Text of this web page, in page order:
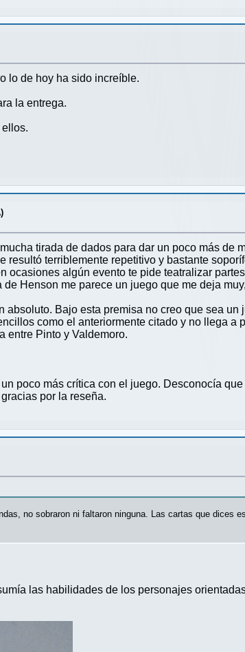
lo de hoy ha sido increíble.
la entrega.
tirada de dados para dar un poco más de
terriblemente repetitivo y bastante
algún evento te pide teatralizar
Henson me parece un juego que me deja
Bajo esta premisa no creo que sea un
como el anteriormente citado y no llega a
entre Pinto y Valdemoro.
poco más crítica con el juego. Desconocía
por la reseña.
no sobraron ni faltaron ninguna. Las cartas que dices
las habilidades de los personajes